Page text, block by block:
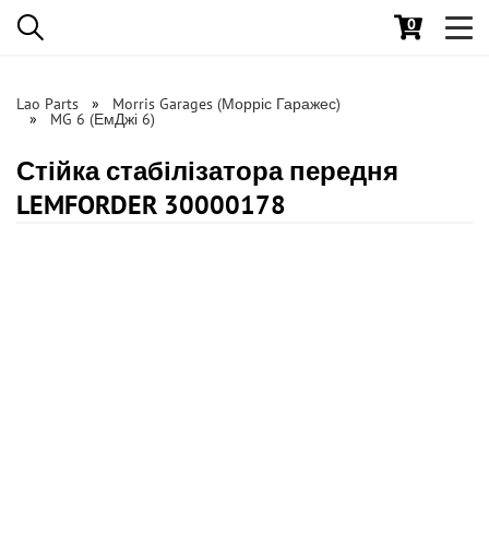
0
Lao Parts Morris Garages (Морріс Гаражес)
MG 6 (ЕмДжі 6)
Стійка стабілізатора передня
LEMFORDER 30000178